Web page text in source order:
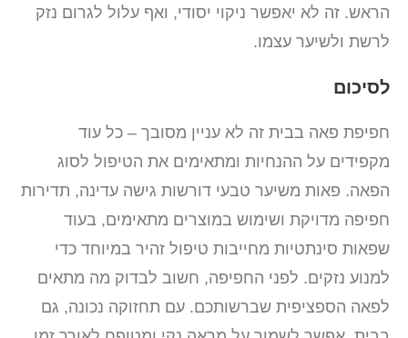
הראש. זה לא יאפשר ניקוי יסודי, ואף עלול לגרום נזק
לרשת ולשיער עצמו.
לסיכום
חפיפת פאה בבית זה לא עניין מסובך – כל עוד
מקפידים על ההנחיות ומתאימים את הטיפול לסוג
הפאה. פאות משיער טבעי דורשות גישה עדינה, תדירות
חפיפה מדויקת ושימוש במוצרים מתאימים, בעוד
שפאות סינתטיות מחייבות טיפול זהיר במיוחד כדי
למנוע נזקים. לפני החפיפה, חשוב לבדוק מה מתאים
לפאה הספציפית שברשותכם. עם תחזוקה נכונה, גם